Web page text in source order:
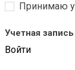
Принимаю
Учетная запись
Войти